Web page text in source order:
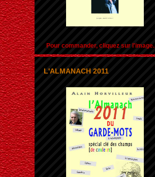
Pour commander, cliquez sur l'image.
L'ALMANACH 2011